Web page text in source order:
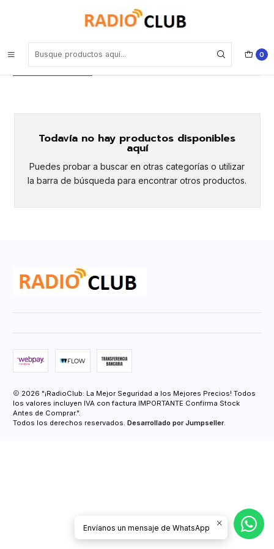
0
Radio Móvil DMR UHF 1 + 2 (400-527 MHz) 45W
Radio Móvil DMR UHF 1 + 2 (400-527
MHz) 45W
Todavía no hay productos disponibles
aquí
Puedes probar a buscar en otras categorías o utilizar
la barra de búsqueda para encontrar otros productos.
2026 "¡RadioClub: La Mejor Seguridad a los Mejores Precios! Todos
los valores incluyen IVA con factura IMPORTANTE Confirma Stock
Antes de Comprar.".
Todos los derechos reservados. Desarrollado por Jumpseller.
Envíanos un mensaje de WhatsApp